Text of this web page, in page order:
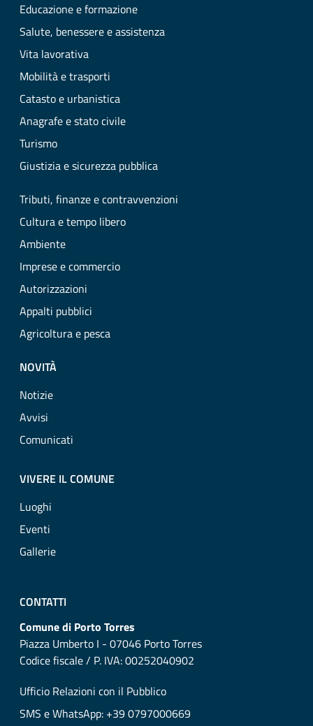
Educazione e formazione
Salute, benessere e assistenza
Vita lavorativa
Mobilità e trasporti
Catasto e urbanistica
Anagrafe e stato civile
Turismo
Giustizia e sicurezza pubblica
Tributi, finanze e contravvenzioni
Cultura e tempo libero
Ambiente
Imprese e commercio
Autorizzazioni
Appalti pubblici
Agricoltura e pesca
NOVITÀ
Notizie
Avvisi
Comunicati
VIVERE IL COMUNE
Luoghi
Eventi
Gallerie
CONTATTI
Comune di Porto Torres
Piazza Umberto I - 07046 Porto Torres
Codice fiscale / P. IVA: 00252040902
Ufficio Relazioni con il Pubblico
SMS e WhatsApp: +39 0797000669